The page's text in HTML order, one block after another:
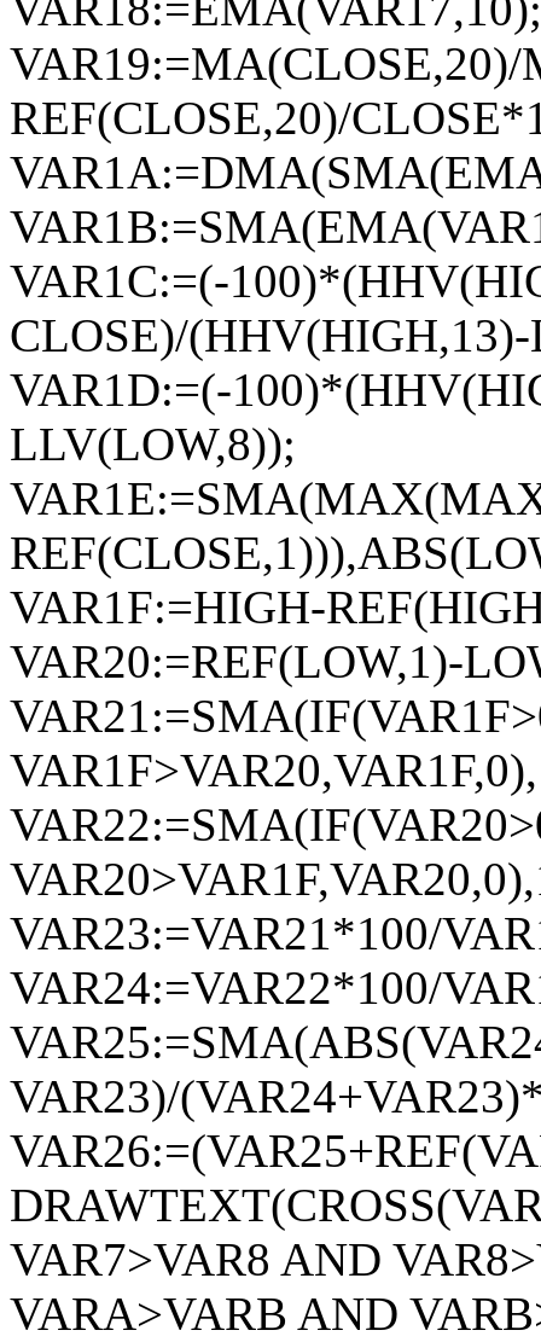
VAR19:=MA(CLOSE,20)/
REF(CLOSE,20)/
VAR1C:=(-
CLOSE)/
VAR1D:=(-
LLV(LOW,8));
VAR1F:=HIGH-
VAR20:=REF(LOW,1)-
VAR23:=VAR21*100/
VAR24:=VAR22*100/
VAR23)/
VAR7>VAR8 AND
VARA>VARB AND